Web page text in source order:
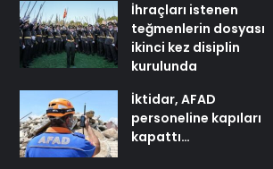
İhraçları istenen
teğmenlerin dosyası
ikinci kez disiplin
kurulunda
İktidar, AFAD
personeline kapıları
kapattı…